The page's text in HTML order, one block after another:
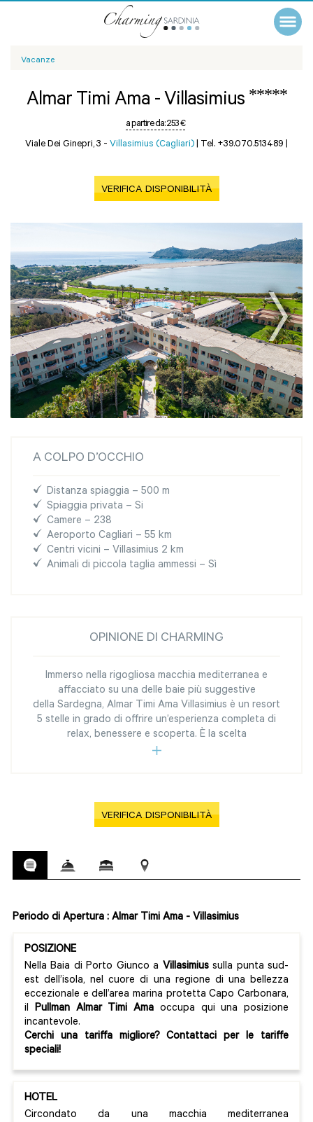
Vacanze
Almar Timi Ama - Villasimius *****
a partire da:253 €
Viale Dei Ginepri, 3 - Villasimius (Cagliari) | Tel. +39.070.513489 |
VERIFICA DISPONIBILITÀ
A COLPO D’OCCHIO
Distanza spiaggia – 500 m
Spiaggia privata – Si
Camere – 238
Aeroporto Cagliari – 55 km
Centri vicini – Villasimius 2 km
Animali di piccola taglia ammessi – Sì
OPINIONE DI CHARMING
Immerso nella rigogliosa macchia mediterranea e
affacciato su una delle baie più suggestive
della Sardegna, Almar Timi Ama Villasimius è un resort
5 stelle in grado di offrire un’esperienza completa di
relax, benessere e scoperta. È la scelta
VERIFICA DISPONIBILITÀ
Periodo di Apertura : Almar Timi Ama - Villasimius
POSIZIONE
Nella Baia di Porto Giunco a Villasimiussulla punta sud-
est dell’isola, nel cuore di una regione di una bellezza
eccezionale e dell’area marina protetta Capo Carbonara,
il Pullman Almar Timi Ama occupa qui una posizione
incantevole.
Cerchi una tariffa migliore? Contattaci per le tariffe
speciali!
HOTEL
Circondato da una macchia mediterranea